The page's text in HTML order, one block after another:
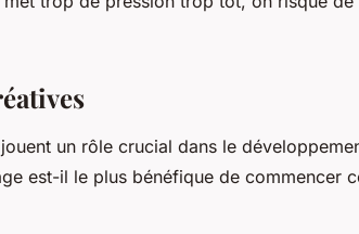
un rôle crucial dans le
est-il le plus bénéfique de commencer